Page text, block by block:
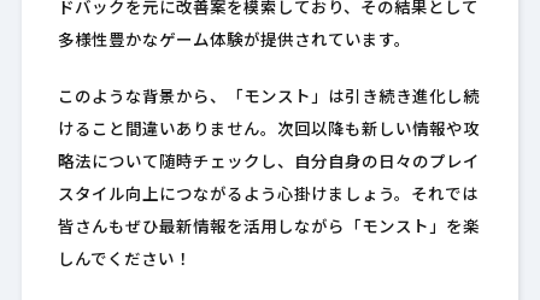
ドバックを元に改善案を模索しており、その結果として
多様性豊かなゲーム体験が提供されています。
このような背景から、「モンスト」は引き続き進化し続
けること間違いありません。次回以降も新しい情報や攻
略法について随時チェックし、自分自身の日々のプレイ
スタイル向上につながるよう心掛けましょう。それでは
皆さんもぜひ最新情報を活用しながら「モンスト」を楽
しんでください！